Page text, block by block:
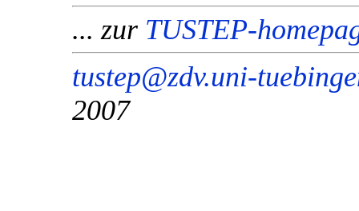
... zur TUSTEP-
tustep@zdv.uni-
2007